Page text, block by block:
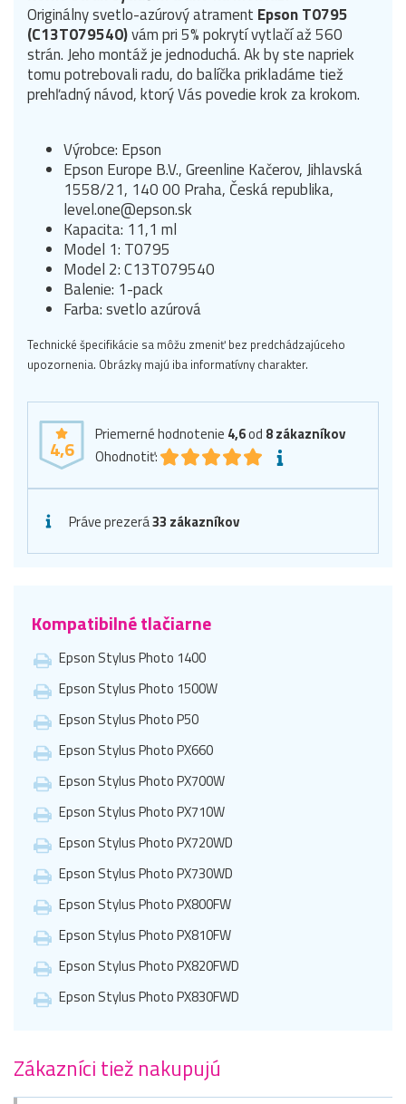
Originálny svetlo-azúrový atrament Epson T0795
(C13T079540)vám pri 5% pokrytí vytlačí až 560
strán. Jeho montáž je jednoduchá. Ak by ste napriek
tomu potrebovali radu, do balíčka prikladáme tiež
prehľadný návod, ktorý Vás povedie krok za krokom.
Výrobce: Epson
Epson Europe B.V., Greenline Kačerov, Jihlavská
1558/21, 140 00 Praha, Česká republika,
level.one@epson.sk
Kapacita: 11,1 ml
Model 1: T0795
Model 2: C13T079540
Balenie: 1-pack
Farba: svetlo azúrová
Technické špecifikácie sa môžu zmeniť bez predchádzajúceho
upozornenia. Obrázky majú iba informatívny charakter.
4,6
Priemerné hodnotenie 4,6od 8zákazníkov
Ohodnotiť:
Práve prezerá33 zákazníkov
Kompatibilné tlačiarne
Epson Stylus Photo 1400
Epson Stylus Photo 1500W
Epson Stylus Photo P50
Epson Stylus Photo PX660
Epson Stylus Photo PX700W
Epson Stylus Photo PX710W
Epson Stylus Photo PX720WD
Epson Stylus Photo PX730WD
Epson Stylus Photo PX800FW
Epson Stylus Photo PX810FW
Epson Stylus Photo PX820FWD
Epson Stylus Photo PX830FWD
Zákazníci tiež nakupujú